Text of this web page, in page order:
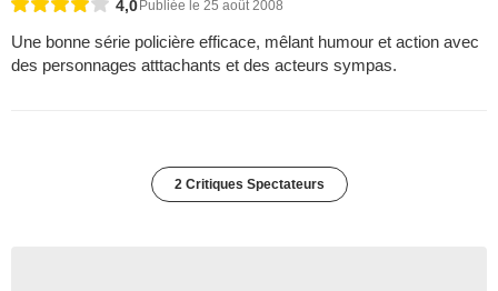
4,0Publiée le 25 août 2008
Une bonne série policière efficace, mêlant humour et action avec
des personnages atttachants et des acteurs sympas.
2 Critiques Spectateurs